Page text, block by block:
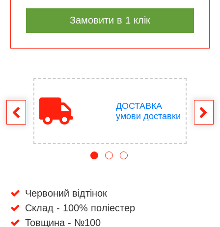
Замовити в 1 клік
ДОСТАВКА
умови доставки
Червоний відтінок
Склад - 100% поліестер
Товщина - №100